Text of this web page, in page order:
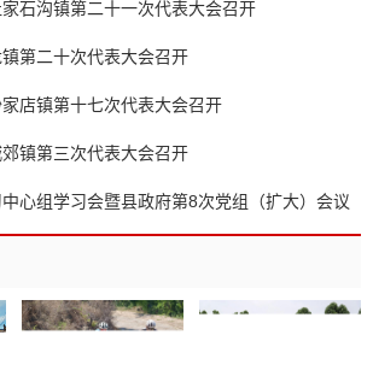
石沟镇第二十一次代表大会召开
第二十次代表大会召开
店镇第十七次代表大会召开
镇第三次代表大会召开
心组学习会暨县政府第8次党组（扩大）会议